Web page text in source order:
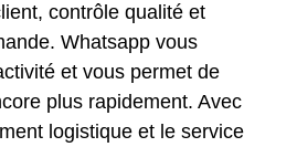
contrôle qualité et
Whatsapp vous
et vous permet de
plus rapidement. Avec
logistique et le service